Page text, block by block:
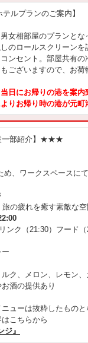
テルプランのご案内】
女相部屋のプランとな
のロールスクリーンを
ンセント。部屋共有の
ございますので、お荷
日にお帰りの港を案内
りお帰り時の港が元町
部紹介】★★★
め、ワークスペースに
旅の疲れを癒す素敵な
ンク（21:30）フード（
ー
ク、メロン、レモン、
酒の提供あり
ューは抜粋したものと
こちらから
ジ』